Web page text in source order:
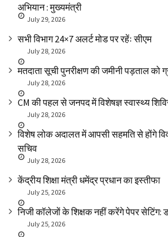
अभियान : मुख्यमंत्री
July 29, 2026
सभी विभाग 24×7 अलर्ट मोड पर रहेंः सीएम
July 28, 2026
मतदाता सूची पुनरीक्षण की जमीनी पड़ताल को
July 28, 2026
CM की पहल से जनपद में विशेषज्ञ स्वास्थ्य
July 28, 2026
विशेष लोक अदालत में आपसी सहमति से होंगे
सचिव
July 28, 2026
केंद्रीय शिक्षा मंत्री धमेंद्र प्रधान का इस्तीफा
July 25, 2026
निजी कॉलेजों के शिक्षक नहीं करेंगे पेपर सेटिंग:
July 25, 2026